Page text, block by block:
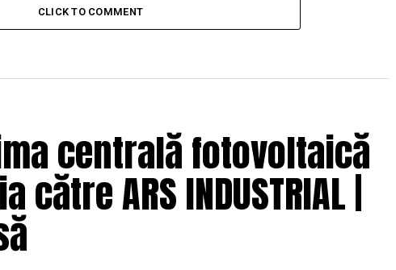
CLICK TO COMMENT
centrală fotovoltaică
ARS INDUSTRIAL |